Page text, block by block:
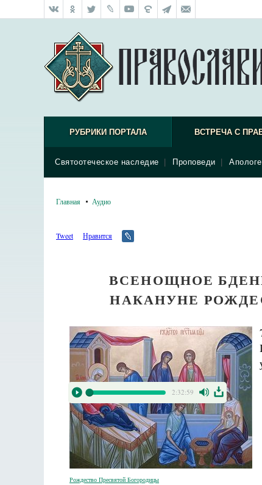
РУБРИКИ ПОРТАЛА ВСТРЕЧА С
Святоотеческое наследие Проповеди
Главная Аудио
Tweet Нравится
ВСЕНОЩНОЕ
НАКАНУНЕ
Рождество Пресвятой Богородицы
2:32:59